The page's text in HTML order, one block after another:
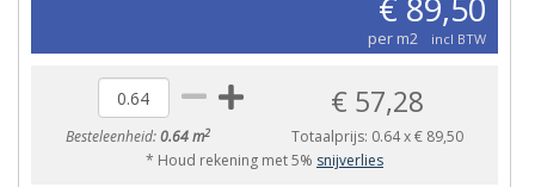
€ 89,50
per m2 incl BTW
Besteleenheid:0.64 m2
€ 57,28
Totaalprijs: 0.64x€ 89,50
* Houd rekening met 5% snijverlies